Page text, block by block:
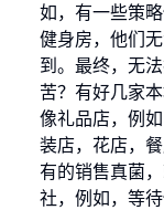
如，有一些策
健身房，他们
到。最终，无
苦？有好几家
像礼品店，例
装店，花店，
有的销售真菌
社，例如，等